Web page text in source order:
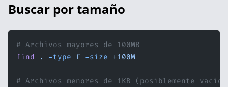
Buscar por tamaño
# Archivos mayores de 100MB
find . -type f -size +100M
# Archivos menores de 1KB (posiblemente